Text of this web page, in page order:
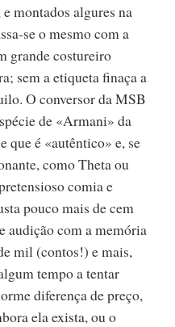
montados algures na
se o mesmo com a
grande costureiro
sem a etiqueta finaça a
O conversor da MSB
de «Armani» da
que é «autêntico» e, se
como Theta ou
comia e
pouco mais de cem
audição com a memória
mil (contos!) e mais,
tempo a tentar
diferença de preço,
ela exista, ou o